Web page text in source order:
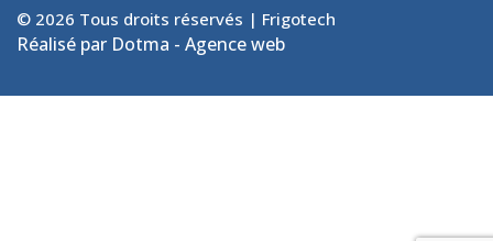
© 2026 Tous droits réservés | Frigotech
Réalisé par Dotma - Agence web